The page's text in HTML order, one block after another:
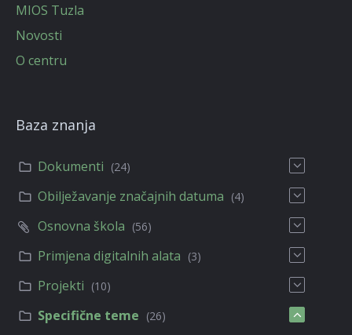
MIOS Tuzla
Novosti
O centru
Baza znanja
Dokumenti (24)
Obilježavanje značajnih datuma (4)
Osnovna škola (56)
Primjena digitalnih alata (3)
Projekti (10)
Specifične teme (26)